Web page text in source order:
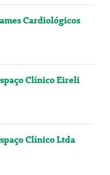
Cardiológicos
Clínico Eireli
Clínico Ltda